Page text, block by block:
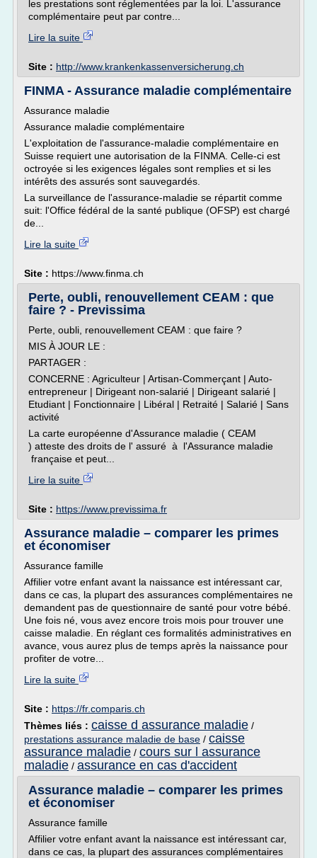
les prestations sont réglementées par la loi. L'assurance
complémentaire peut par contre...
Lire la suite
Site : http://www.krankenkassenversicherung.ch
FINMA - Assurance maladie complémentaire
Assurance maladie
Assurance maladie complémentaire
L'exploitation de l'assurance-maladie complémentaire en
Suisse requiert une autorisation de la FINMA. Celle-ci est
octroyée si les exigences légales sont remplies et si les
intérêts des assurés sont sauvegardés.
La surveillance de l'assurance-maladie se répartit comme
suit: l'Office fédéral de la santé publique (OFSP) est chargé
de...
Lire la suite
Site : https://www.finma.ch
Perte, oubli, renouvellement CEAM : que
faire ? - Previssima
Perte, oubli, renouvellement CEAM : que faire ?
MIS À JOUR LE :
PARTAGER :
CONCERNE : Agriculteur | Artisan-Commerçant | Auto-
entrepreneur | Dirigeant non-salarié | Dirigeant salarié |
Etudiant | Fonctionnaire | Libéral | Retraité | Salarié | Sans
activité
La carte européenne d'Assurance maladie ( CEAM
) atteste des droits de l' assuré à l'Assurance maladie
française et peut...
Lire la suite
Site : https://www.previssima.fr
Assurance maladie – comparer les primes
et économiser
Assurance famille
Affilier votre enfant avant la naissance est intéressant car,
dans ce cas, la plupart des assurances complémentaires ne
demandent pas de questionnaire de santé pour votre bébé.
Une fois né, vous avez encore trois mois pour trouver une
caisse maladie. En réglant ces formalités administratives en
avance, vous aurez plus de temps après la naissance pour
profiter de votre...
Lire la suite
Site : https://fr.comparis.ch
Thèmes liés : caisse d assurance maladie /
prestations assurance maladie de base / caisse
assurance maladie / cours sur l assurance
maladie / assurance en cas d'accident
Assurance maladie – comparer les primes
et économiser
Assurance famille
Affilier votre enfant avant la naissance est intéressant car,
dans ce cas, la plupart des assurances complémentaires